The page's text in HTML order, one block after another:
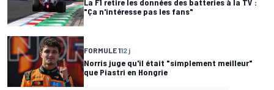
La F1 retire les données des batteries à la TV :
"Ça n'intéresse pas les fans"
FORMULE 112 j
Norris juge qu'il était "simplement meilleur"
que Piastri en Hongrie